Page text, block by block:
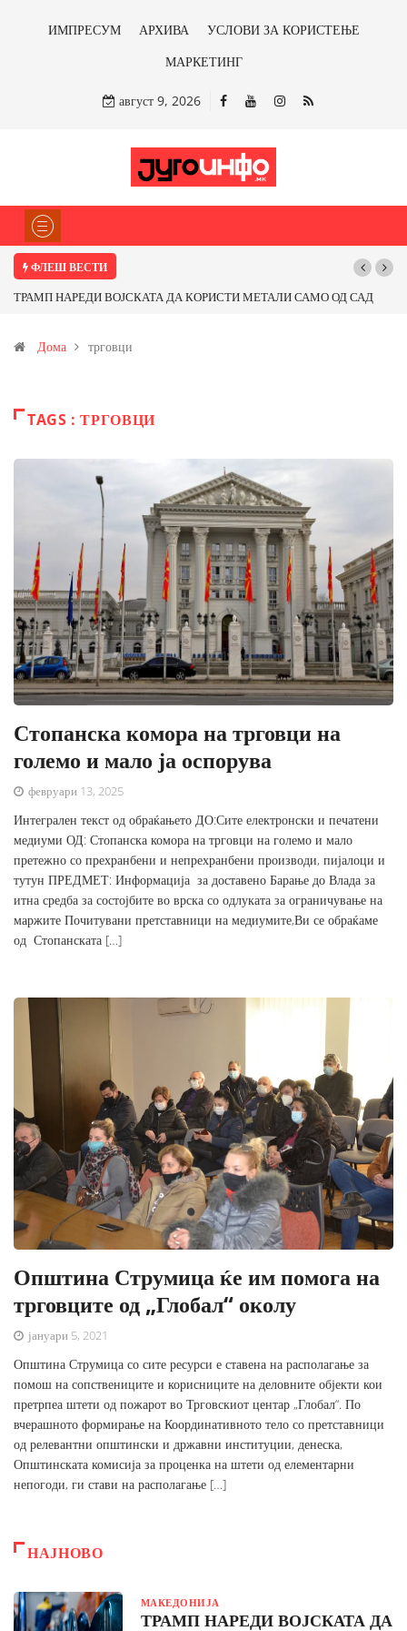
ИМПРЕСУМ АРХИВА
УСЛОВИ ЗА КОРИСТЕЊЕ
МАРКЕТИНГ
август 9, 2026
ФЛЕШ ВЕСТИ
НАРЕДИ ВОЈСКАТА ДА КОРИСТИ МЕТАЛИ САМО ОД САД
и со антимонот?
Почнува
Дома трговци
TAGS : ТРГОВЦИ
Стопанска комора на трговци на
големо и мало ја оспорува
февруари 13, 2025
Интегрален текст од обраќањето ДО:Сите електронски и печатени
медиуми ОД: Стопанска комора на трговци на големо и мало
претежно со прехранбени и непрехранбени производи, пијалоци и
тутун ПРЕДМЕТ: Информација за доставено Барање до Влада за
итна средба за состојбите во врска со одлуката за ограничување на
маржите Почитувани претставници на медиумите,Ви се обраќаме
од Стопанската […]
Општина Струмица ќе им помога на
трговците од „Глобал“ околу
јануари 5, 2021
Општина Струмица со сите ресурси е ставена на располагање за
помош на сопствениците и корисниците на деловните објекти кои
претрпеа штети од пожарот во Трговскиот центар „Глобал“. По
вчерашното формирање на Координативното тело со претставници
од релевантни општински и државни институции, денеска,
Општинската комисија за проценка на штети од елементарни
непогоди, ги стави на располагање […]
НАЈНОВО
МАКЕДОНИЈА
ТРАМП НАРЕДИ ВОЈСКАТА ДА